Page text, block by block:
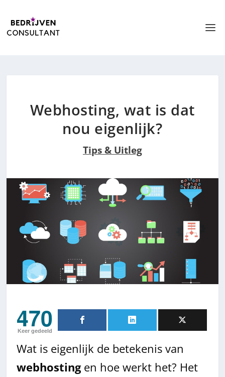
Webhosting, wat is dat
nou eigenlijk?
Tips & Uitleg
470
Keer gedeeld
Wat is eigenlijk de betekenis van
webhosting en hoe werkt het? Het